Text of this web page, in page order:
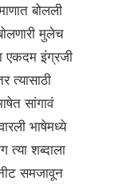
बोलली
मुलेच
इंग्रजी
त्यासाठी
सांगावं
भाषेमध्ये
त्या शब्दाला
समजावून